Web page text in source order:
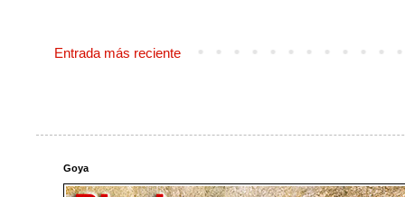
Entrada más reciente
Goya